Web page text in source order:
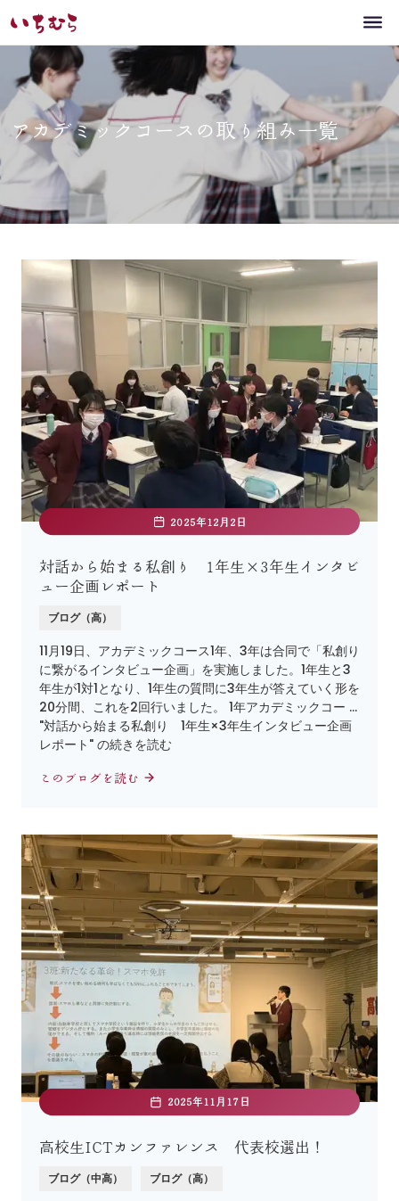
アカデミックコースの取り組み一覧
2025年12月2日
対話から始まる私創り 1年生×3年生インタビ
ュー企画レポート
ブログ（高）
11月19日、アカデミックコース1年、3年は合同で「私創り
に繋がるインタビュー企画」を実施しました。1年生と3
年生が1対1となり、1年生の質問に3年生が答えていく形を
20分間、これを2回行いました。 1年アカデミックコー …
"対話から始まる私創り 1年生×3年生インタビュー企画
レポート" の続きを読む
このブログを読む
2025年11月17日
高校生ICTカンファレンス 代表校選出！
ブログ（中高） ブログ（高）